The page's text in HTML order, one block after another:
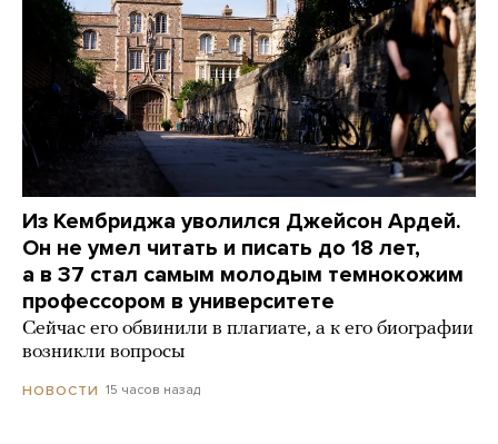
Из Кембриджа уволился Джейсон Ардей.
Он не умел читать и писать до 18 лет,
а в 37 стал самым молодым темнокожим
профессором в университете
Сейчас его обвинили в плагиате, а к его биографии
возникли вопросы
НОВОСТИ 15 часов назад